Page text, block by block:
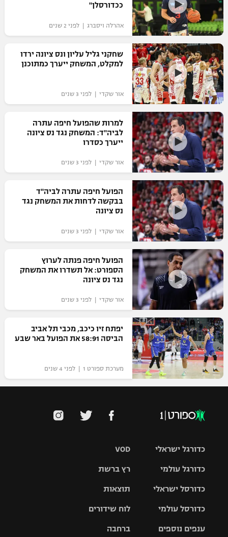
ככדורסלן"
אהרלה ויסברג | לפני 2 שנים
שחקני גליל עליון ונס ציונה ירדו
למקלט, המשחק ייערך כמתוכנן
אור שקדי | לפני 3 שנים
למרות שהפועל חיפה עתרה
לביה"ד: המשחק נגד נס ציונה
ייערך כסדרו
אור שקדי | לפני 3 שנים
הפועל חיפה עתרה לביה"ד
בבקשה לדחות את המשחק נגד
נס ציונה
אור שקדי | לפני 3 שנים
הפועל חיפה פנתה לערוץ
הספורט: אל תשדרו את המשחק
נגד נס ציונה
אור שקדי | לפני 3 שנים
יפתח זיו כיכב, מכבי תל אביב
הביסה 58:91 את הפועל באר שבע
מערכת ספורט 1 | לפני 4 שנים
VOD
רץ ברשת
תוצאות
לוח שידורים
ברחבה
כדורגל ישראלי
גביע הטוטו
כדורגל עולמי
האלופות
ליגה
כדורסל ישראלי
סל
כדורסל עולמי
ענפים נוספים